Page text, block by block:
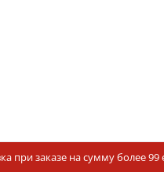
при заказе на сумму более 99